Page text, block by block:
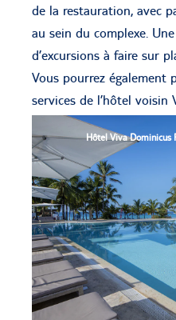
de la restauration, avec
au sein du complexe.
d’excursions à faire sur
Vous pourrez également
services de l’hôtel voisin
Hôtel Viva Dominicus